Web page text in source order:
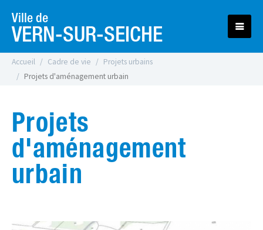
Ville de
VERN-SUR-SEICHE
Accueil Cadre de vie
Projets urbains
Projets d'aménagement urbain
Projets
d'aménagement
urbain